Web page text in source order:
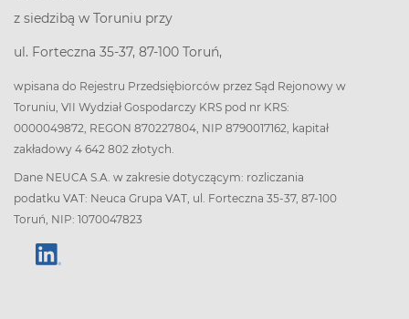
z siedzibą w Toruniu przy
ul. Forteczna 35-37, 87-100 Toruń,
wpisana do Rejestru Przedsiębiorców przez Sąd Rejonowy w
Toruniu, VII Wydział Gospodarczy KRS pod nr KRS:
0000049872, REGON 870227804, NIP 8790017162, kapitał
zakładowy 4 642 802 złotych.
Dane NEUCA S.A. w zakresie dotyczącym: rozliczania
podatku VAT: Neuca Grupa VAT, ul. Forteczna 35-37, 87-100
Toruń, NIP: 1070047823